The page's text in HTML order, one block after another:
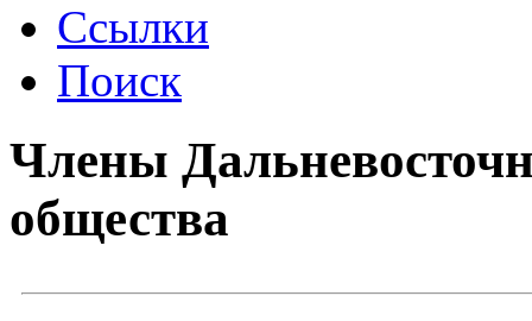
Ссылки
Поиск
Члены
общества